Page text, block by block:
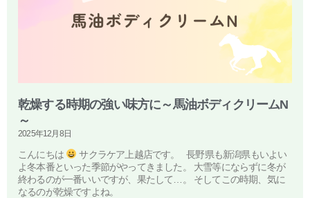
乾燥する時期の強い味方に～馬油ボディクリームN
～
2025年12月8日
こんにちは
サクラケア上越店です。 長野県も新潟県もいよい
よ冬本番といった季節がやってきました。 大雪等にならずに冬が
終わるのが一番いいですが、果たして…。 そしてこの時期、気に
なるのが乾燥ですよね。